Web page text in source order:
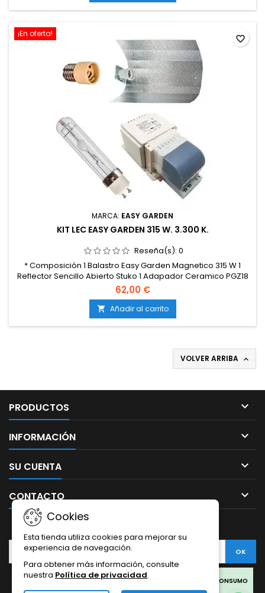
¡En oferta!
MARCA: EASY GARDEN
KIT LEC EASY GARDEN 315 W. 3.300 K.
Reseña(s): 0
* Composición 1 Balastro Easy Garden Magnetico 315 W 1
Reflector Sencillo Abierto Stuko 1 Adapador Ceramico PGZ18
E-40 1 Lampara LEC 315 W Easy Garden 3300K
62,00 €
 Añadir al carrito
favorite_border
VOLVER ARRIBA 
PRODUCTOS 
INFORMACIÓN 
SU CUENTA 
CONTACTO 
Cookies
Esta tienda utiliza cookies para mejorar su
experiencia de navegación.
Para obtener más información, consulte
nuestra Política de privacidad.
Facebook
Twitter
Rss LinkedIn
LOS PRODUCTOS SON SOLO PARA COLECCIONISMO Y NO PARA CONSUMO